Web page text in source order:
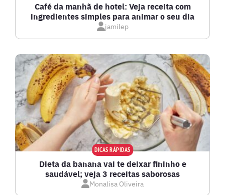
Café da manhã de hotel: Veja receita com
ingredientes simples para animar o seu dia
jamilep
DICAS RÁPIDAS
Dieta da banana vai te deixar fininho e
saudável; veja 3 receitas saborosas
Monalisa Oliveira